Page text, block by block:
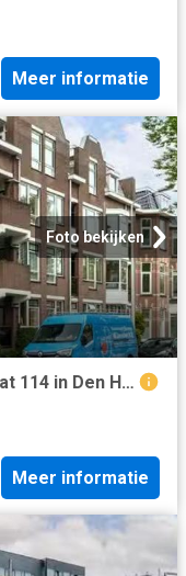
Meer informatie
Foto bekijken
Appartement te koop Tollensstraat 114 in Den Haag voor € 290.000
Meer informatie